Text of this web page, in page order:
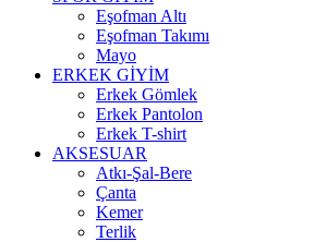
Eşofman Altı
Eşofman Takımı
Mayo
ERKEK GİYİM
Erkek Gömlek
Erkek Pantolon
Erkek T-shirt
AKSESUAR
Atkı-Şal-Bere
Çanta
Kemer
Terlik